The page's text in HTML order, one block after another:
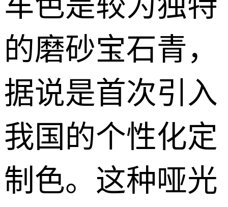
的磨砂宝石青，
据说是首次引入
我国的个性化定
制色。这种哑光